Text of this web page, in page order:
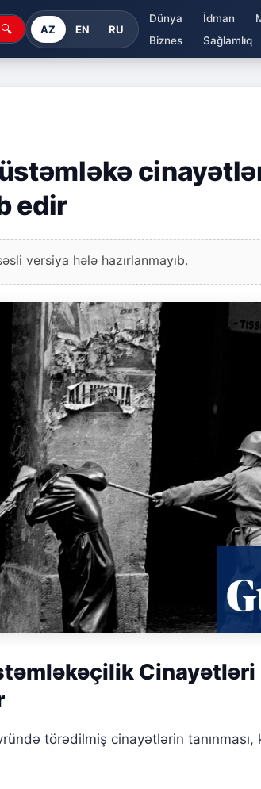
🔍 AZ EN RU
Dünya İdman
Biznes
Sağlamlıq
edir
versiya hələ hazırlanmayıb.
Cinayətləri
törədilmiş cinayətlərin tanınması,